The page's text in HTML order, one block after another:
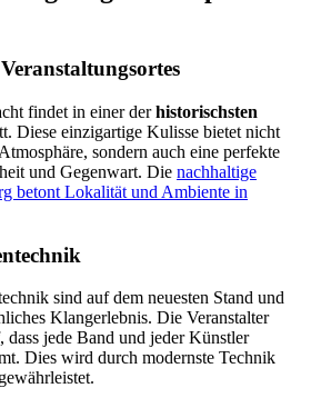
findet in einer derhistorischsten
Diese einzigartige Kulisse bietet nicht
sondern auch eine perfekte
und Gegenwart. Die nachhaltige
betont Lokalität und Ambiente in
sind auf dem neuesten Stand und
Klangerlebnis. Die Veranstalter
dass jede Band und jeder Künstler
Dies wird durch modernste Technik